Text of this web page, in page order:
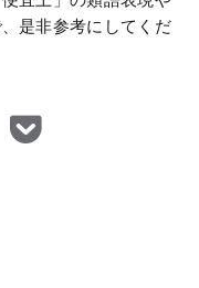
是非参考にしてくだ